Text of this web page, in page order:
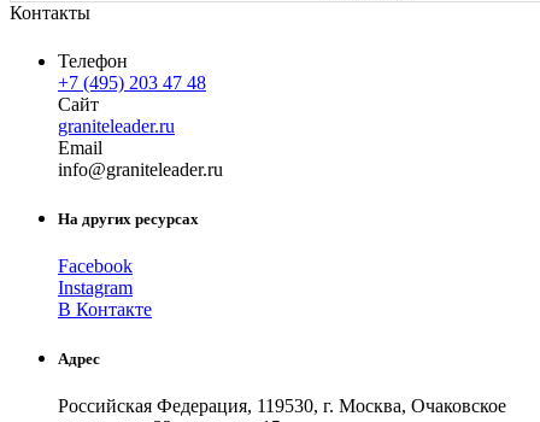
Контакты
Телефон
+7 (495) 203 47 48
Сайт
graniteleader.ru
Email
info@graniteleader.ru
На других ресурсах
Facebook
Instagram
В Контакте
Адрес
Российская Федерация, 119530, г. Москва, Очаковское